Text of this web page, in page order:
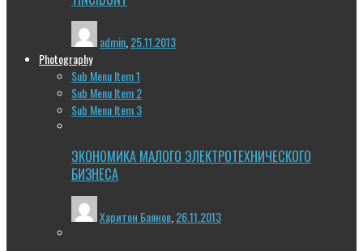
admin,25.11.2013
Photography
Sub Menu Item 1
Sub Menu Item 2
Sub Menu Item 3
ЭКОНОМИКА МАЛОГО ЭЛЕКТРОТЕХНИЧЕСКОГО
БИЗНЕСА
Харитон Баянов 26.11.2013